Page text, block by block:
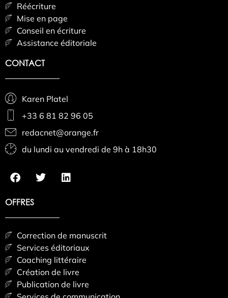
Réécriture
Mise en page
Conseil en écriture
Assistance éditoriale
CONTACT
Karen Platel
+33 6 81 82 96 05
redacnet@orange.fr
du lundi au vendredi de 9h à 18h30
OFFRES
Correction de manuscrit
Services éditoriaux
Coaching littéraire
Création de livre
Publication de livre